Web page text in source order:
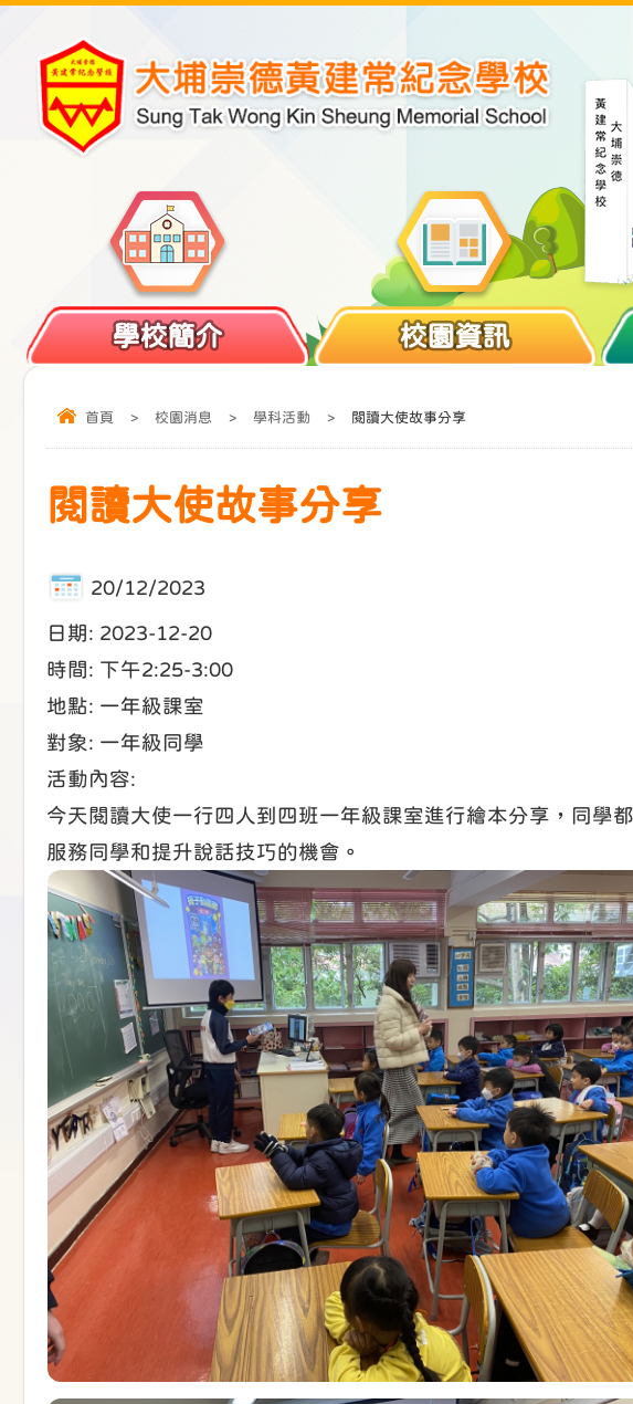
學校簡介 校園資訊
首頁 > 校園消息 > 學科活動 > 閱讀大使故事分享
閱讀大使故事分享
20/12/2023
日期: 2023-12-20
時間: 下午2:25-3:00
地點: 一年級課室
對象: 一年級同學
活動內容:
今天閱讀大使一行四人到四班一年級課室進行繪本分享，同學
服務同學和提升說話技巧的機會。